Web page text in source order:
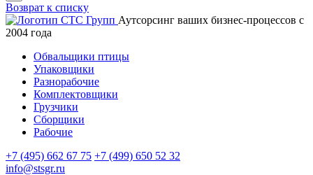
Возврат к списку
Аутсорсинг ваших бизнес-процессов с
2004 года
Обвальщики птицы
Упаковщики
Разнорабочие
Комплектовщики
Грузчики
Сборщики
Рабочие
+7 (495) 662 67 75 +7 (499) 650 52 32
info@stsgr.ru